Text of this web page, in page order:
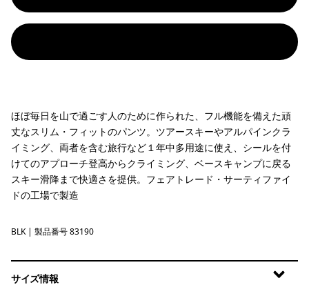
ほぼ毎日を山で過ごす人のために作られた、フル機能を備えた頑
丈なスリム・フィットのパンツ。ツアースキーやアルパインクラ
イミング、両者を含む旅行など１年中多用途に使え、シールを付
けてのアプローチ登高からクライミング、ベースキャンプに戻る
スキー滑降まで快適さを提供。フェアトレード・サーティファイ
ドの工場で製造
Black
BLK | 製品番号 83190
サイズ情報